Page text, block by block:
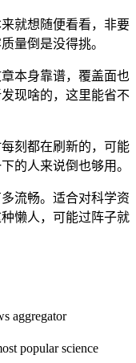
就想随便看看，非要
量倒是没得挑。
本身靠谱，覆盖面也
现啥的，这里能省不
刻都在刷新的，可能
的人来说倒也够用。
流畅。适合对科学资
懒人，可能过阵子就
aggregator
popular science